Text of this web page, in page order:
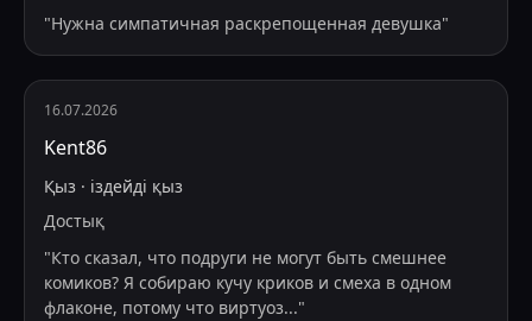
"Нужна симпатичная раскрепощенная девушка"
16.07.2026
Kent86
Қыз · іздейді қыз
Достық
"Кто сказал, что подруги не могут быть смешнее
комиков? Я собираю кучу криков и смеха в одном
флаконе, потому что виртуоз..."